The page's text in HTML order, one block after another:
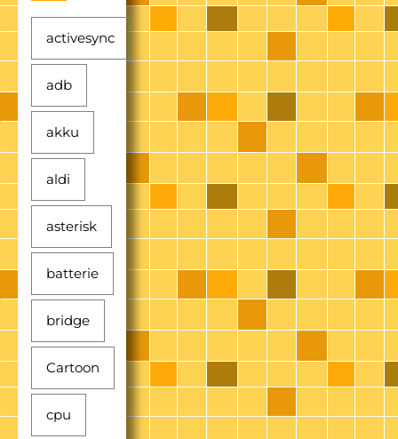
activesync
adb
akku
aldi
asterisk
batterie
bridge
Cartoon
cpu